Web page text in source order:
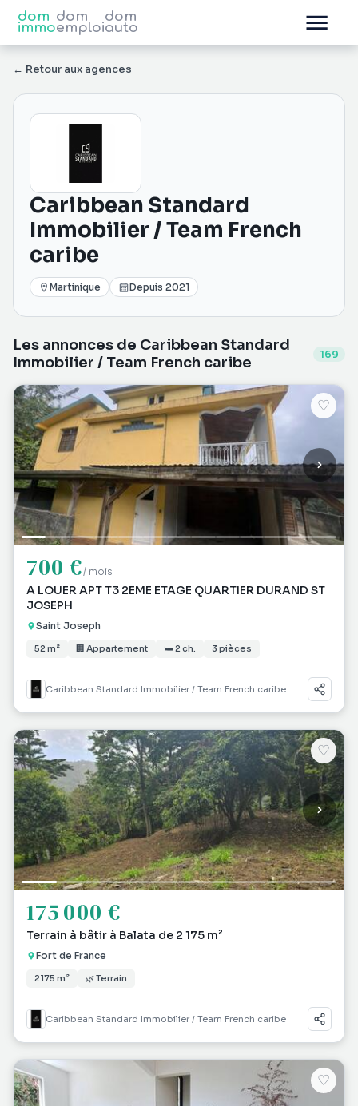
dom
immo
dom
emploi
dom
auto
← Retour aux agences
Caribbean Standard
Immobilier / Team French
caribe
Martinique Depuis 2021
Les annonces de Caribbean Standard
Immobilier / Team French caribe
169
♡
700 €/ mois
A LOUER APT T3 2EME ETAGE QUARTIER DURAND ST
JOSEPH
Saint Joseph
52 m² 🏢 Appartement 🛏 2 ch. 3 pièces
Caribbean Standard Immobilier / Team French caribe
♡
175 000 €
Terrain à bâtir à Balata de 2 175 m²
Fort de France
2 175 m² 🌿 Terrain
Caribbean Standard Immobilier / Team French caribe
♡